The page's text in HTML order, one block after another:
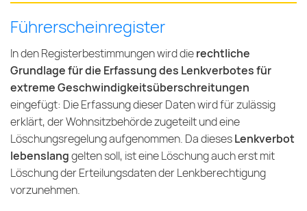
Führerscheinregister
In den Registerbestimmungen wird dierechtliche
Grundlage für die Erfassung des Lenkverbotes für
extreme Geschwindigkeitsüberschreitungen
eingefügt: Die Erfassung dieser Daten wird für zulässig
erklärt, der Wohnsitzbehörde zugeteilt und eine
Löschungsregelung aufgenommen. Da diesesLenkverbot
lebenslanggelten soll, ist eine Löschung auch erst mit
Löschung der Erteilungsdaten der Lenkberechtigung
vorzunehmen.